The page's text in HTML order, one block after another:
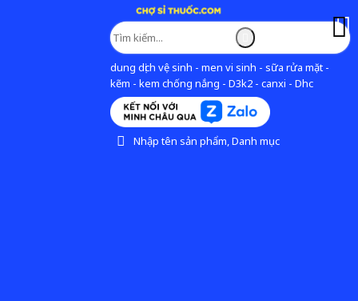
dung dịch vệ sinh - men vi sinh - sữa rửa mặt -
kẽm - kem chống nắng - D3k2 - canxi - Dhc
Nhập tên sản phẩm, Danh mục